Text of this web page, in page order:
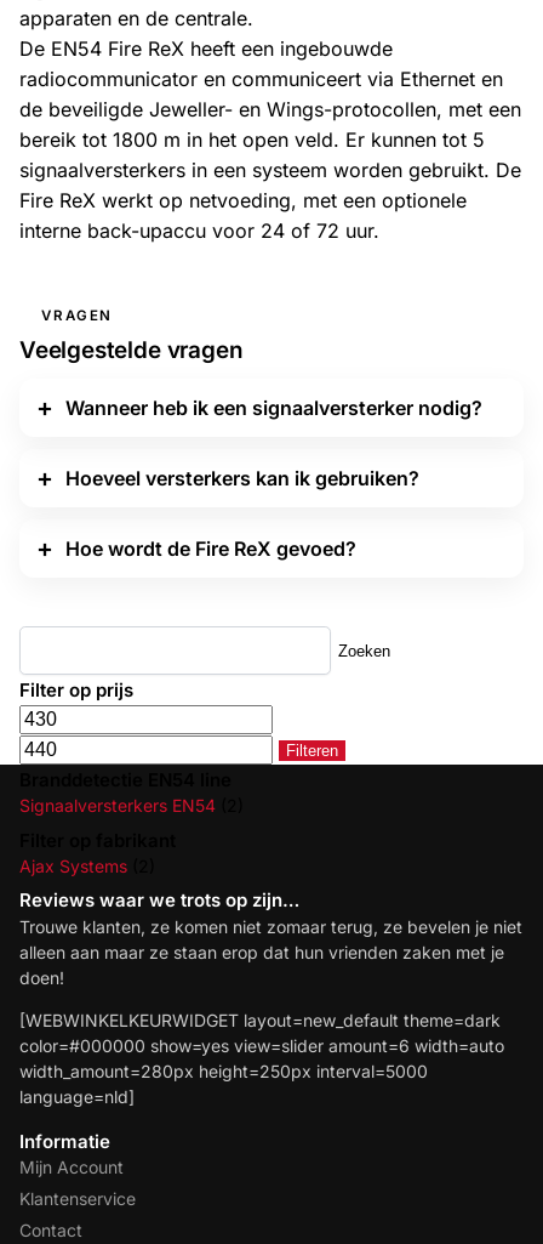
apparaten en de centrale.
De EN54 Fire ReX heeft een ingebouwde
radiocommunicator en communiceert via Ethernet en
de beveiligde Jeweller- en Wings-protocollen, met een
bereik tot 1800 m in het open veld. Er kunnen tot 5
signaalversterkers in een systeem worden gebruikt. De
Fire ReX werkt op netvoeding, met een optionele
interne back-upaccu voor 24 of 72 uur.
VRAGEN
Veelgestelde vragen
Wanneer heb ik een signaalversterker nodig?
Hoeveel versterkers kan ik gebruiken?
Hoe wordt de Fire ReX gevoed?
Zoeken
Filter op prijs
Filteren
Signaalversterkers EN54
Ajax Systems
Reviews waar we trots op zijn…
Trouwe klanten, ze komen niet zomaar terug, ze bevelen je niet
alleen aan maar ze staan erop dat hun vrienden zaken met je
doen!
[WEBWINKELKEURWIDGET layout=new_default theme=dark
color=#000000 show=yes view=slider amount=6 width=auto
width_amount=280px height=250px interval=5000
language=nld]
Informatie
Mijn Account
Klantenservice
Contact